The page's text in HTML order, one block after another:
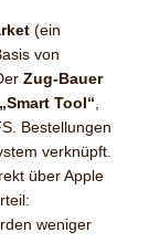
(ein
von
Zug-Bauer
„Smart Tool“
Bestellungen
verknüpft.
über Apple
weniger